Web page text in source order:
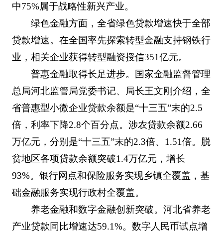
中75%属于战略性新兴产业。
绿色金融方面，全省绿色贷款增速快于全部
贷款增速。在全国率先探索转型金融支持钢铁行
业，相关企业获得转型融资授信351亿元。
普惠金融取得长足进步。国家金融监督管理
总局河北监管局党委书记、局长王文刚介绍，全
省普惠型小微企业贷款余额是“十三五”末的2.5
倍，利率下降2.8个百分点。涉农贷款余额2.66
万亿元，分别是“十三五”末的2.3倍、1.51倍。脱
贫地区各项贷款余额突破1.4万亿元，增长
93%。银行网点和保险服务实现乡镇全覆盖，基
础金融服务实现行政村全覆盖。
养老金融和数字金融创新突破。河北省养老
产业贷款同比增速达59.1%。数字人民币试点增